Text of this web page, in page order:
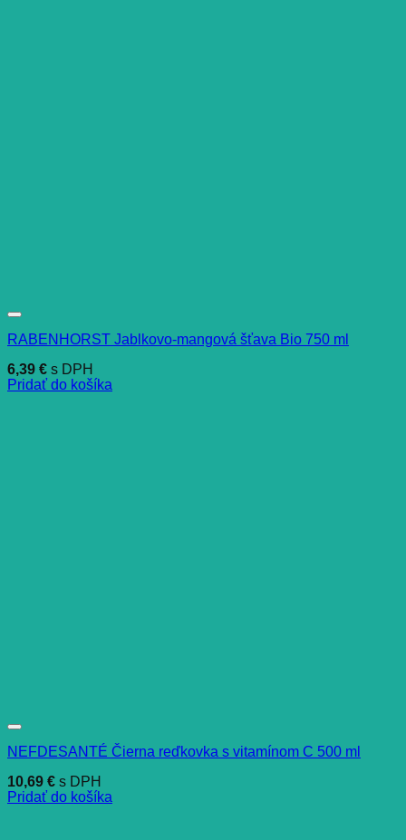
RABENHORST Jablkovo-mangová šťava Bio 750 ml
6,39 € s DPH
Pridať do košíka
NEFDESANTÉ Čierna reďkovka s vitamínom C 500 ml
10,69 € s DPH
Pridať do košíka